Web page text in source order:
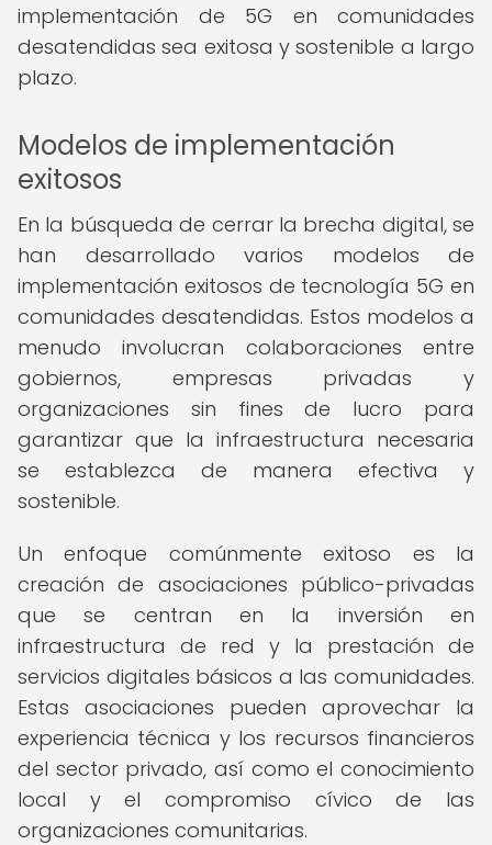
implementación de 5G en comunidades
desatendidas sea exitosa y sostenible a largo
plazo.
Modelos de implementación
exitosos
En la búsqueda de cerrar la brecha digital, se
han desarrollado varios modelos de
implementación exitosos de tecnología 5G en
comunidades desatendidas. Estos modelos a
menudo involucran colaboraciones entre
gobiernos, empresas privadas y
organizaciones sin fines de lucro para
garantizar que la infraestructura necesaria
se establezca de manera efectiva y
sostenible.
Un enfoque comúnmente exitoso es la
creación de asociaciones público-privadas
que se centran en la inversión en
infraestructura de red y la prestación de
servicios digitales básicos a las comunidades.
Estas asociaciones pueden aprovechar la
experiencia técnica y los recursos financieros
del sector privado, así como el conocimiento
local y el compromiso cívico de las
organizaciones comunitarias.